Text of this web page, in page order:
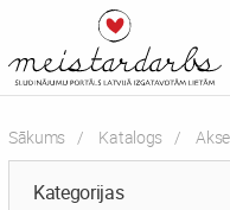
Sākums Katalogs
Kategorijas